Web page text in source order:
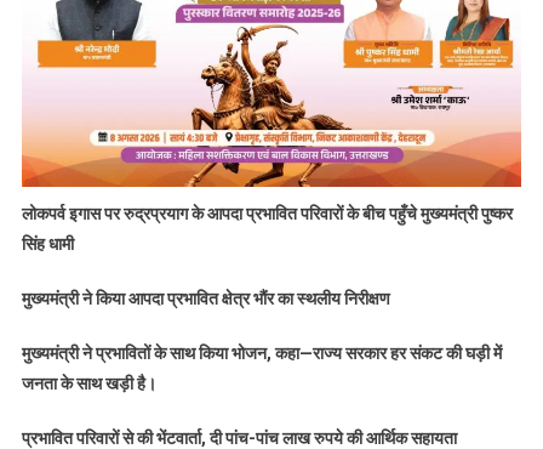
लोकपर्व इगास पर रुद्रप्रयाग के आपदा प्रभावित परिवारों के बीच पहुँचे मुख्यमंत्री पुष्कर
सिंह धामी
मुख्यमंत्री ने किया आपदा प्रभावित क्षेत्र भौंर का स्थलीय निरीक्षण
मुख्यमंत्री ने प्रभावितों के साथ किया भोजन, कहा—राज्य सरकार हर संकट की घड़ी में
जनता के साथ खड़ी है।
प्रभावित परिवारों से की भेंटवार्ता, दी पांच-पांच लाख रुपये की आर्थिक सहायता